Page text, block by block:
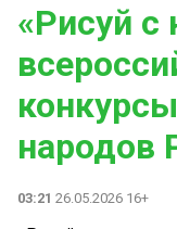
«Рисуй с
народов
03:21 26.05.2026 16+